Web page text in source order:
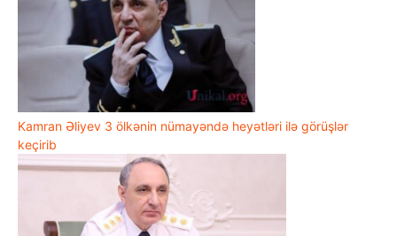
Kamran Əliyev 3 ölkənin nümayəndə heyətləri ilə görüşlər
keçirib